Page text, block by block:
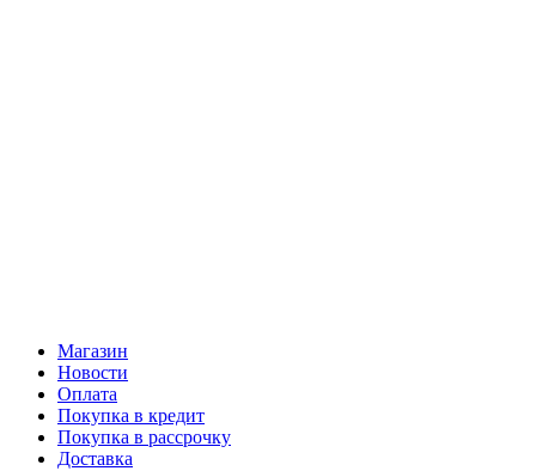
Магазин
Новости
Оплата
Покупка в кредит
Покупка в рассрочку
Доставка